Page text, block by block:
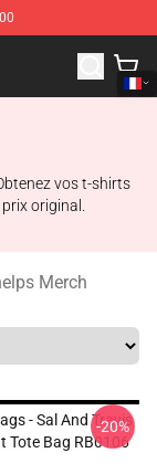
Shop
vos t-shirts
original.
Merch
- Sal And Travis
Tote Bag RB0106
-20%